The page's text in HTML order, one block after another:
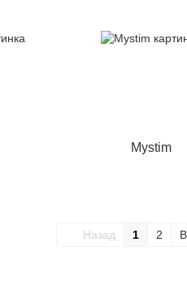
Mystim
Назад 1 2